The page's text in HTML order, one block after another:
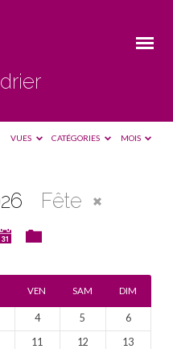
VUES CATÉGORIES MOIS
Fête
VEN SAM DIM
4 5
6
11 12
13